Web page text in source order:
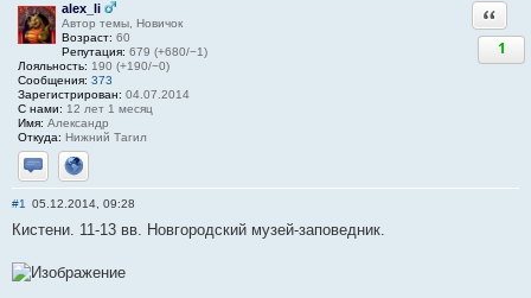
alex_li
Автор темы, Новичок
Возраст: 60
Репутация: 679 (+680/−1)
Лояльность: 190 (+190/−0)
Сообщения: 373
Зарегистрирован: 04.07.2014
С нами: 12 лет 1 месяц
Имя: Александр
Откуда: Нижний Тагил
Отправить личное сообщение
Сайт
1
#1 05.12.2014, 09:28
Кистени. 11-13 вв. Новгородский музей-заповедник.